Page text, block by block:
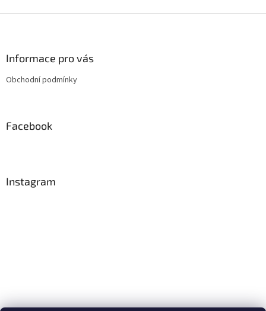
Informace pro vás
Obchodní podmínky
Facebook
Instagram